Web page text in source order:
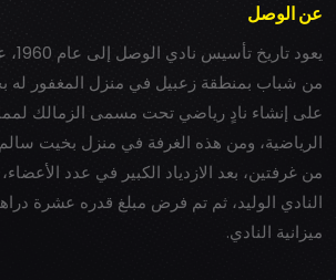
عن الوصل
يعود
من شباب بمنطقة زعبيل في منزل المغفور له
على إنشاء نادٍ رياضي تحت مسمى الزمالك
الرياضية، ومن هذه الغرفة في منزل بخيت
من غرفتين، بعد الازدياد الكبير في عدد
النادي الوليد، ثم تم فرض مبلغ قدره عشرة
ميزانية النادي.